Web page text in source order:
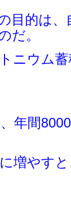
目的は
だ。
ニウム
年間
増やす